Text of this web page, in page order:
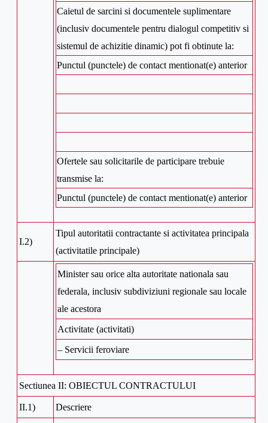
Caietul de sarcini si documentele suplimentare
(inclusiv documentele pentru dialogul competitiv si
sistemul de achizitie dinamic) pot fi obtinute la:
Punctul (punctele) de contact mentionat(e) anterior
Ofertele sau solicitarile de participare trebuie
transmise la:
Punctul (punctele) de contact mentionat(e) anterior
I.2)
Tipul autoritatii contractante si activitatea principala
(activitatile principale)
Minister sau orice alta autoritate nationala sau
federala, inclusiv subdiviziuni regionale sau locale
ale acestora
Activitate (activitati)
– Servicii feroviare
Sectiunea II: OBIECTUL CONTRACTULUI
II.1) Descriere